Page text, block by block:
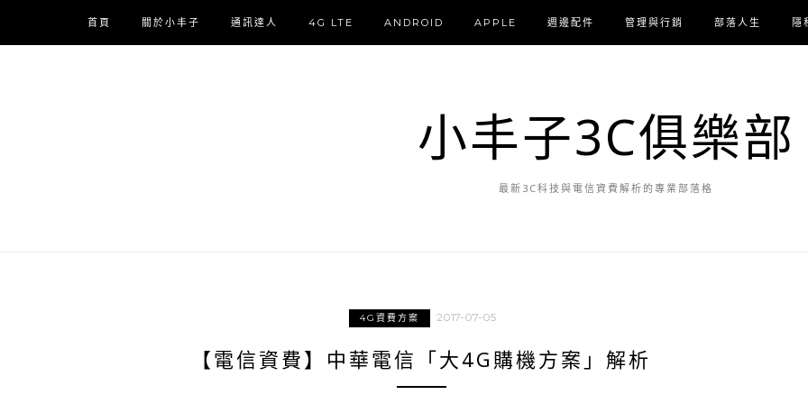
首頁 關於小丰子 通訊達人 4G LTE ANDROID APPLE 週邊配件 管理與行銷 部落人生 隱
小丰子3C俱樂部
最新3C科技與電信資費解析的專業部落格
4G資費方案 2017-07-05
【電信資費】中華電信「大4G購機方案」解析